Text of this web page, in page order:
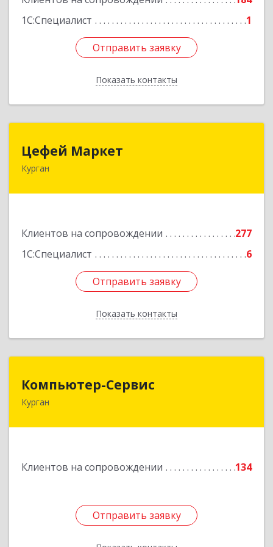
1С:Специалист
1
Отправить заявку
Показать контакты
Отправить заявку
Назад
Цефей Маркет
Курган
Клиентов на сопровождении
277
1С:Специалист
6
Отправить заявку
Показать контакты
640002, Курганская обл, Курган г, М.Горького
Отправить заявку
Назад
Компьютер-Сервис
Курган
Клиентов на сопровождении 134
Отправить заявку
Отправить заявку